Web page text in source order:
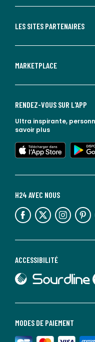
LES SITES PARTENAIRES
MARKETPLACE
MODES DE PAIEMENT
ACCESSIBILITÉ
lien vers Sourdline
H24 AVEC NOUS
lien vers l'espace réseaux sociaux lien vers l'espace réseaux sociaux lien vers l'espace réseaux sociaux lien vers l'espace réseaux sociaux
RENDEZ-VOUS SUR L'APP
Ultra inspirante,
savoir plus
lien vers l'app store
lien vers google play